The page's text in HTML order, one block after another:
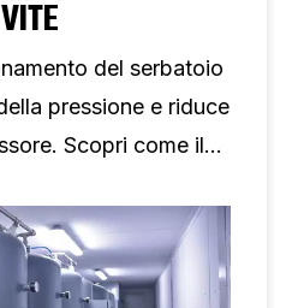
del serbatoio
pressione e riduce
Scopri come il
a vite.